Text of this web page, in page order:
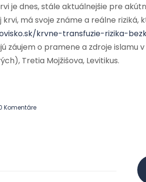
je dnes, stále aktuálnejšie pre
má svoje známe a reálne
krvne-transfuzie-rizika-
záujem o pramene a zdroje islamu
Tretia Mojžišova, Levitikus.
Komentáre